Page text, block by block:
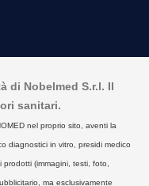
di Nobelmed S.r.l. Il
sanitari.
nel proprio sito, aventi la
diagnostici in vitro, presidi medico
(immagini, testi, foto,
ma esclusivamente